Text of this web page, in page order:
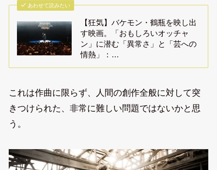
あわせて読みたい
【狂気】バケモン・鶴瓶を映し出
す映画。「おもしろいオッチャ
ン」に潜む「異常さ」と「芸への
情熱」：…
これは作曲に限らず、人間の創作全般に対して突
きつけられた、非常に難しい問題ではないかと思
う。